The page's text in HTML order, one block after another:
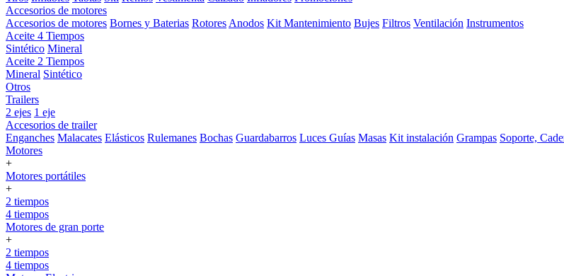
Accesorios de motores
Accesorios de motores Bornes y Baterias Rotores Anodos Kit Mantenimiento Bujes Filtros Ventilación Instrumentos
Aceite 4 Tiempos
Sintético Mineral
Aceite 2 Tiempos
Mineral Sintético
Otros
Trailers
2 ejes 1 eje
Accesorios de trailer
Enganches Malacates Elásticos Rulemanes Bochas Guardabarros Luces Guías Masas Kit instalación Grampas Soporte,
Motores
+
Motores portátiles
+
2 tiempos
4 tiempos
Motores de gran porte
+
2 tiempos
4 tiempos